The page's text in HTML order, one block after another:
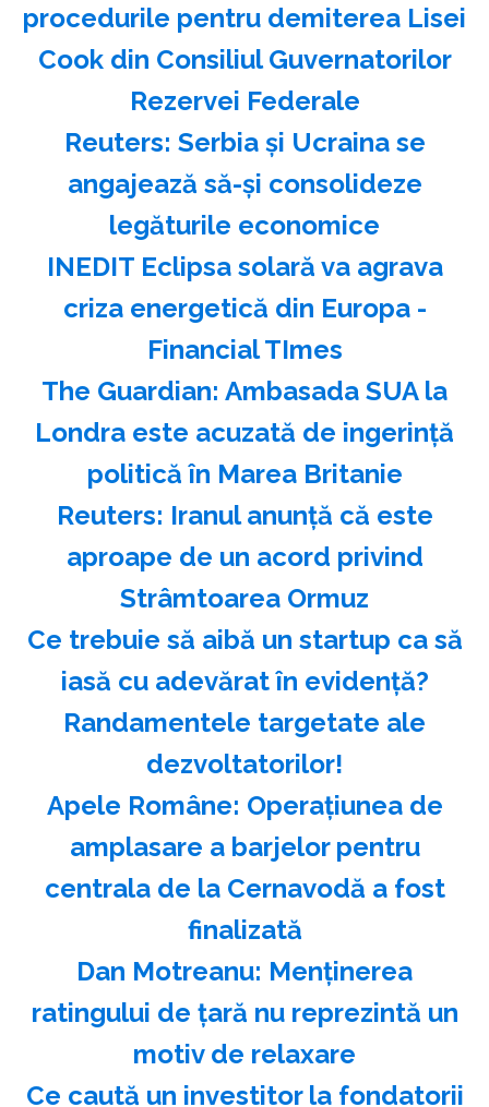
procedurile pentru demiterea Lisei
Cook din Consiliul Guvernatorilor
Rezervei Federale
Reuters: Serbia şi Ucraina se
angajează să-şi consolideze
legăturile economice
INEDIT Eclipsa solară va agrava
criza energetică din Europa -
Financial TImes
The Guardian: Ambasada SUA la
Londra este acuzată de ingerinţă
politică în Marea Britanie
Reuters: Iranul anunţă că este
aproape de un acord privind
Strâmtoarea Ormuz
Ce trebuie să aibă un startup ca să
iasă cu adevărat în evidență?
Randamentele targetate ale
dezvoltatorilor!
Apele Române: Operaţiunea de
amplasare a barjelor pentru
centrala de la Cernavodă a fost
finalizată
Dan Motreanu: Menţinerea
ratingului de ţară nu reprezintă un
motiv de relaxare
Ce caută un investitor la fondatorii